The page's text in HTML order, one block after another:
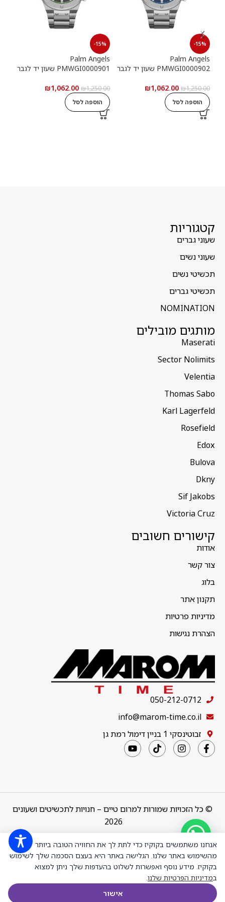
-15%
Palm Angels
PMWGI0000902 שעון יד לגבר
₪1,250.00
₪1,062.00
הוספה לסל
-15%
Palm Angels
PMWGI0000901 שעון יד לגבר
₪1,250.00
₪1,062.00
הוספה לסל
קטגוריות
שעוני גברים
שעוני נשים
תכשיטי נשים
תכשיטי גברים
NOMINATION
מותגים מובילים
Maserati
Sector Nolimits
Velentia
Thomas Sabo
Karl Lagerfeld
Rosefield
Edox
Bulova
Dkny
Sif Jakobs
Victoria Cruz
קישורים חשובים
אודות
צור קשר
בלוג
תקנון אתר
מדיניות פרטיות
הצהרת נגישות
050-212-0712
info@marom-time.co.il
זבוטינסקי 1 בניין דימול רמת גן
© כל הזכויות שמורות למרום טיים – חנויות לתכשיטים ושעונים
2026
Design & Code bythebuildup
צמיד טניס
קולקציה 5
אורך 16 סמ
כסף מצופה
זהב צהוב
₪1,499.00 הוספה
אנחנו משתמשים בקוקיז כדי לתת לך את החוויה הטובה ביותר
מהשימוש באתר שלנו. הגלישה באתר היא בעצם הסכמה שלך לשימוש
בקוקיז. מידע נוסף ואפשרות לשלוט בהעדפות שלך ניתן למצוא
במדיניות הפרטיות שלנו.
אישור